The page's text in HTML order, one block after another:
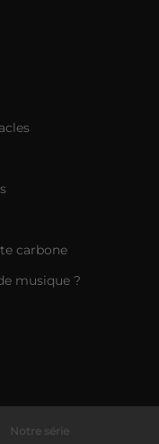
carbone
musique ?
Notre série